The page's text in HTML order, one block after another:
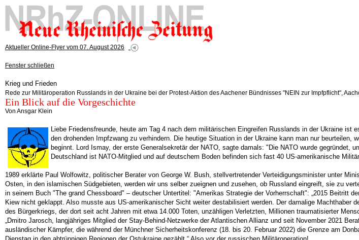
Aktueller Online-Flyer vom 07. August 2026
Fenster schließen
Krieg und Frieden
Rede zur Militäroperation Russlands in der Ukraine bei der Protest-Aktion des Aachener Bündnisses "NEIN zur Impfpflicht",
Ein Blick auf die Vorgeschichte
Von Ansgar Klein
Liebe Friedensfreunde, heute am Tag 4 nach dem militärischen Eingreifen Russlands in der Ukraine
den drohenden Impfzwang zu verhindern. Die heutige Situation in der Ukraine kann man nur
beginnt. Lord Ismay, der erste Generalsekretär der NATO, sagte damals: "Die NATO wurde
Deutschland ist NATO-Mitglied und auf deutschem Boden befinden sich fast 40 US-amerikanische
1989 erklärte Paul Wolfowitz, politischer Berater von George W. Bush, stellvertretender Verteidigungsminister unter
Osten, in den islamischen Südgebieten, werden wir uns selber zueignen und zusehen, ob Russland eingreift, sie zu
in seinem Buch "The grand Chessboard" – deutscher Untertitel: "Amerikas Strategie der Vorherrschaft": „2015 Beitritt
Kiew nicht geklappt. Also musste aus US-amerikanischer Sicht weiter destabilisiert werden. Der damalige
des Bürgerkriegs, der dort seit acht Jahren mit etwa 14.000 Toten, unzähligen Verletzten, Millionen traumatisierter
„Dmitro Jarosch, langjähriges Mitglied der Stay-Behind-Netzwerke der Atlantischen Allianz und seit November 2021
ausländischer Kämpfer, die während der Münchner Sicherheitskonferenz (18. bis 20. Februar 2022) die Grenze am